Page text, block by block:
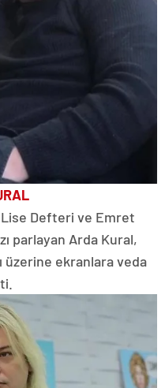
Defteri ve Emret
parlayan Arda Kural,
üzerine ekranlara veda